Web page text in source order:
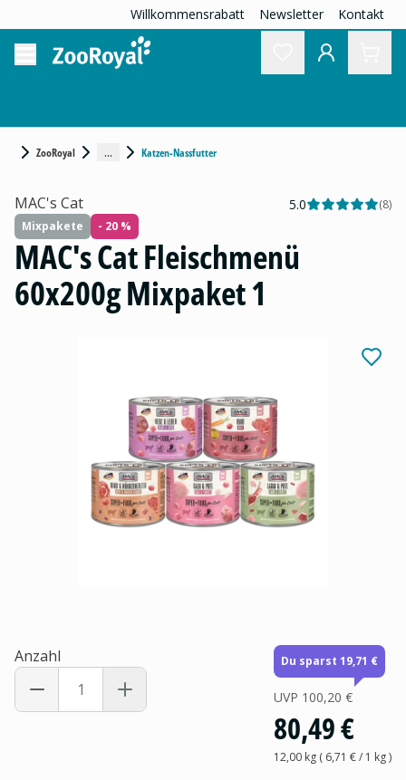
Willkommensrabatt Newsletter Kontakt
ZooRoyal ... Katzen-Nassfutter
MAC's Cat 5.0 (8)
Mixpakete
- 20 %
MAC's Cat Fleischmenü
60x200g Mixpaket 1
Anzahl Du sparst 19,71 €
UVP 100,20 €
80,49 €
12,00 kg( 6,71 €/ 1 kg)